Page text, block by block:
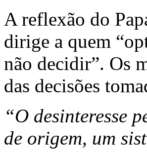
A reflexão do
dirige a quem
não decidir”. Os
das decisões
“O desinteresse
de origem, um